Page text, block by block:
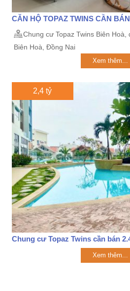
CĂN HỘ TOPAZ TWINS CẦN BÁN
Chung cư Topaz Twins Biên Hoà,
Biên Hoà, Đồng Nai
Xem thêm...
2,4 tỷ
Chung cư Topaz Twins cần bán
Xem thêm...